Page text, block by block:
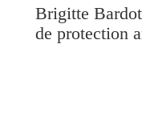
Brigitte
de protection